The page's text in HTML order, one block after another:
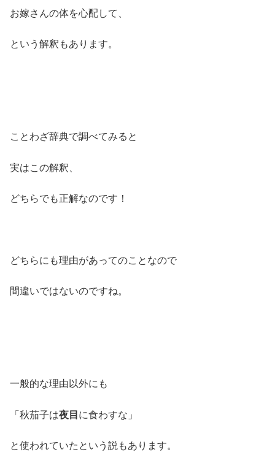
お嫁さんの体を心配して、
という解釈もあります。
ことわざ辞典で調べてみると
実はこの解釈、
どちらでも正解なのです！
どちらにも理由があってのことなので
間違いではないのですね。
一般的な理由以外にも
「秋茄子は夜目 に食わすな」
と使われていたという説もあります。